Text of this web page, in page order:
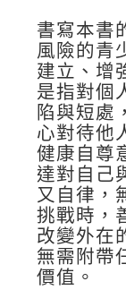
書寫本書
風險的青
建立、增
是指對個
陷與短處
心對待他
健康自尊
達對自己
又自律，
挑戰時，
改變外在
無需附帶
價值。